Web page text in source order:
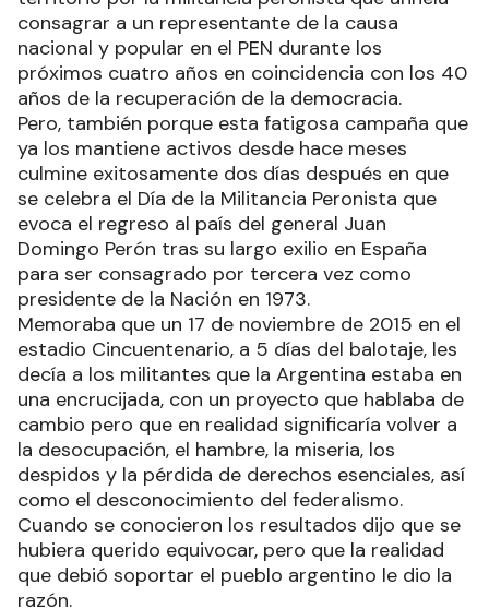
consagrar a un representante de la causa
nacional y popular en el PEN durante los
próximos cuatro años en coincidencia con los 40
años de la recuperación de la democracia.
Pero, también porque esta fatigosa campaña que
ya los mantiene activos desde hace meses
culmine exitosamente dos días después en que
se celebra el Día de la Militancia Peronista que
evoca el regreso al país del general Juan
Domingo Perón tras su largo exilio en España
para ser consagrado por tercera vez como
presidente de la Nación en 1973.
Memoraba que un 17 de noviembre de 2015 en el
estadio Cincuentenario, a 5 días del balotaje, les
decía a los militantes que la Argentina estaba en
una encrucijada, con un proyecto que hablaba de
cambio pero que en realidad significaría volver a
la desocupación, el hambre, la miseria, los
despidos y la pérdida de derechos esenciales, así
como el desconocimiento del federalismo.
Cuando se conocieron los resultados dijo que se
hubiera querido equivocar, pero que la realidad
que debió soportar el pueblo argentino le dio la
razón.